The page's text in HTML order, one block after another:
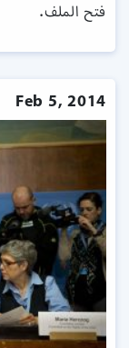
فتح الملف.
Feb 5, 2014